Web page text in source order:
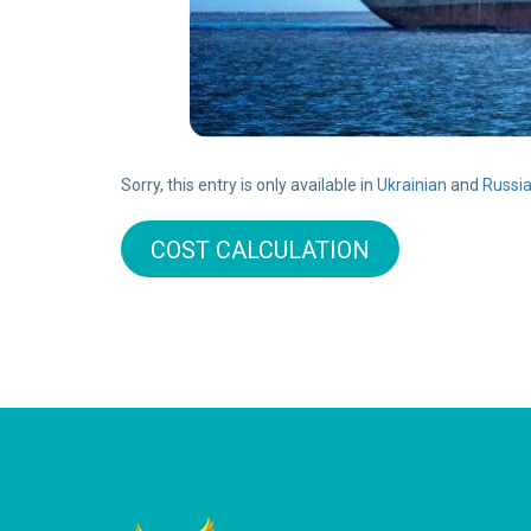
Sorry, this entry is only available in Ukrainian and
COST CALCULATION